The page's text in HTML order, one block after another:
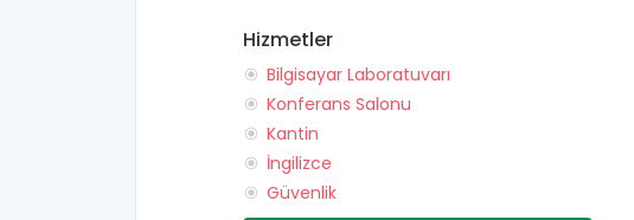
Hizmetler
Bilgisayar Laboratuvarı
Konferans Salonu
Kantin
İngilizce
Güvenlik